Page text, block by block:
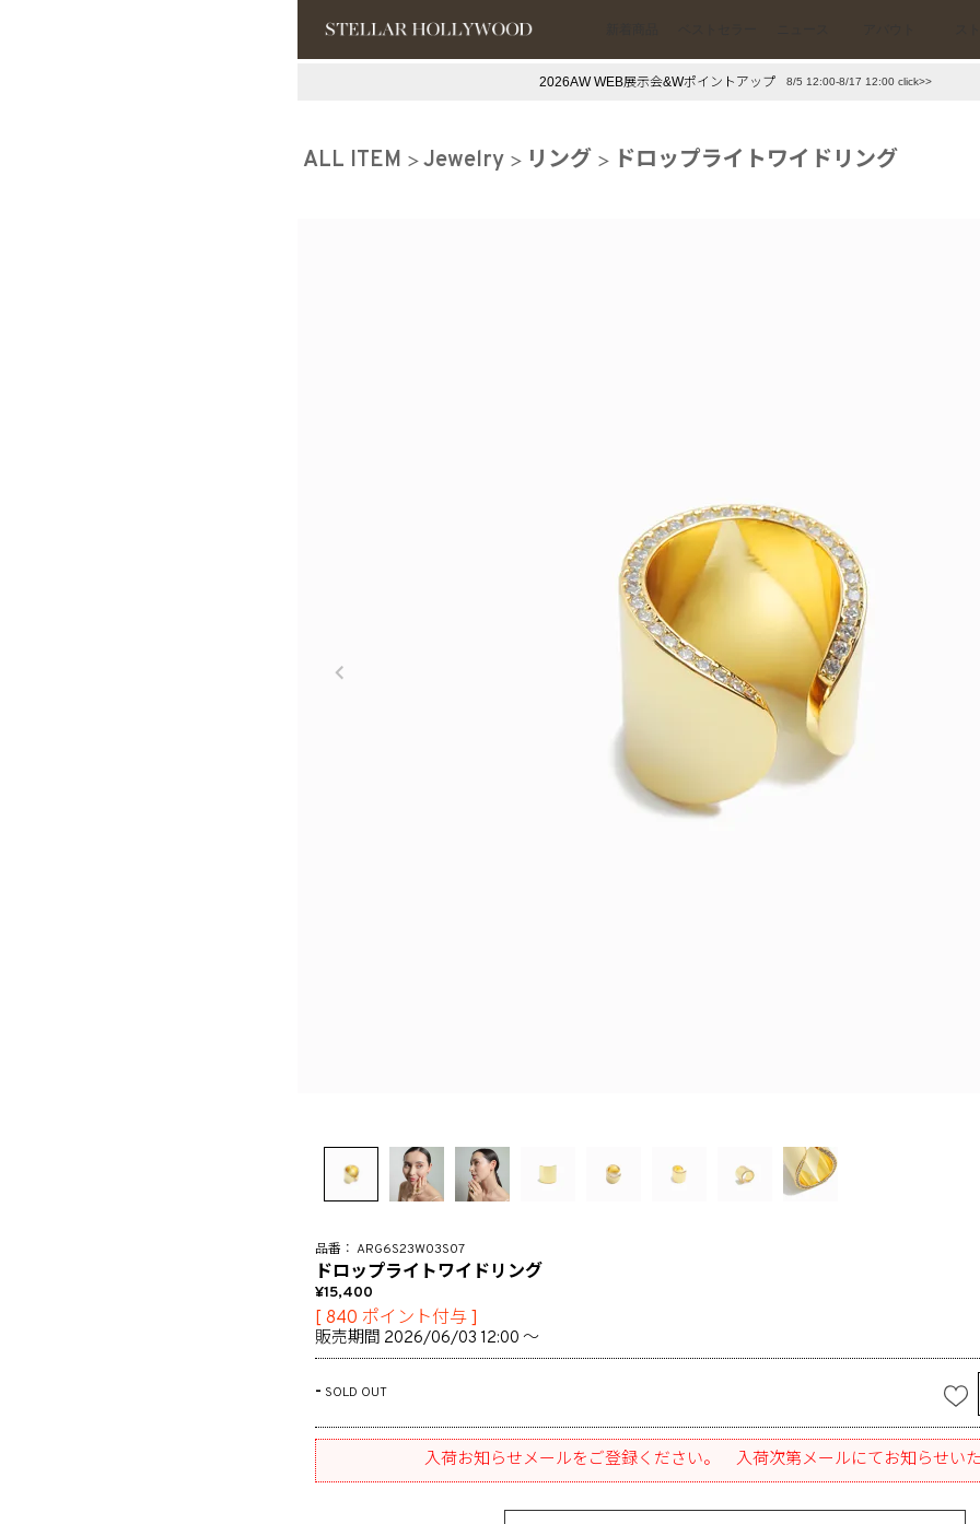
#スタッフイチ押し（通勤パールアクセ） ＃写真映えアクセ
2026AW WEB展示会&Wポイントアップ 8/5 12:00-8/17 12:00 click>>
ALL ITEM Jewelry リング ドロップライトワイドリング
ARG6S23W03S07
ドロップライトワイドリング
15,400
[ 840 ポイント付与 ]
販売期間 2026/06/03 12:00 〜
- SOLD OUT
入荷お知らせメールをご登録ください。 入荷次第メールにてお知らせいた